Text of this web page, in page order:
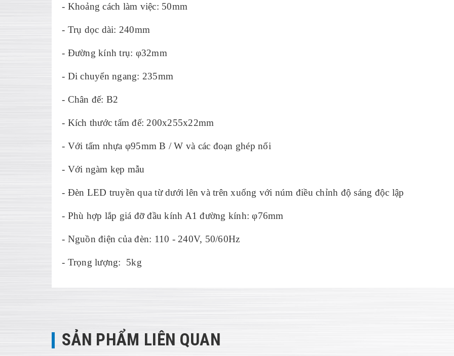
- Khoảng cách làm việc: 50mm
- Trụ dọc dài: 240mm
- Đường kính trụ: φ32mm
- Di chuyển ngang: 235mm
- Chân đế: B2
- Kích thước tấm đế: 200x255x22mm
- Với tấm nhựa φ95mm B / W và các đoạn ghép nối
- Với ngàm kẹp mẫu
- Đèn LED truyền qua từ dưới lên và trên xuống với núm điều chỉnh độ sáng độc lập
- Phù hợp lắp giá đỡ đầu kính A1 đường kính: φ76mm
- Nguồn điện của đèn: 110 - 240V, 50/60Hz
- Trọng lượng: 5kg
SẢN PHẨM LIÊN QUAN